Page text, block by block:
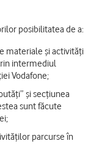
posibilitatea de a:
materiale și activități
intermediul
Vodafone;
și secțiunea
sunt făcute
parcurse în